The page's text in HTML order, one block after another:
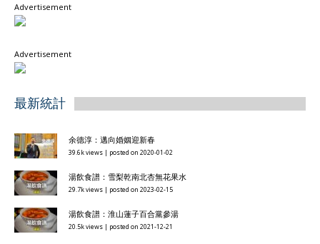
Advertisement
Advertisement
最新統計
余德淳：邁向婚姻迎新春
39.6k views | posted on 2020-01-02
湯飲食譜：雪梨乾南北杏無花果水
29.7k views | posted on 2023-02-15
湯飲食譜：淮山蓮子百合黨參湯
20.5k views | posted on 2021-12-21